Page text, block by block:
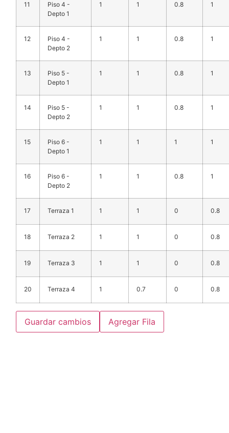
11
Piso 4 -
Depto 1
1 1 0.8 1
12
Piso 4 -
Depto 2
1 1 0.8 1
13
Piso 5 -
Depto 1
1 1 0.8 1
14
Piso 5 -
Depto 2
1 1 0.8 1
15
Piso 6 -
Depto 1
1 1 1 1
16
Piso 6 -
Depto 2
1 1 0.8 1
17 Terraza 1 1 1 0 0.8
18 Terraza 2 1 1 0 0.8
19 Terraza 3 1 1 0 0.8
20 Terraza 4 1 0.7 0 0.8